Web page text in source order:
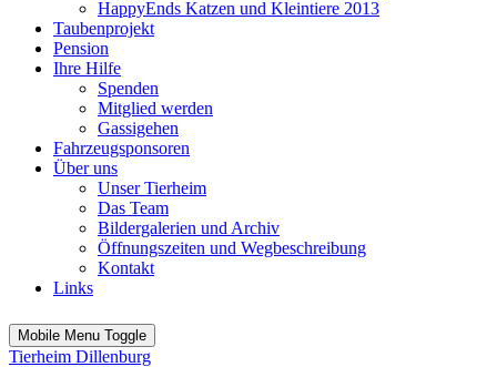
HappyEnds Katzen und Kleintiere 2013
Taubenprojekt
Pension
Ihre Hilfe
Spenden
Mitglied werden
Gassigehen
Fahrzeugsponsoren
Über uns
Unser Tierheim
Das Team
Bildergalerien und Archiv
Öffnungszeiten und Wegbeschreibung
Kontakt
Links
Mobile Menu Toggle
Tierheim Dillenburg